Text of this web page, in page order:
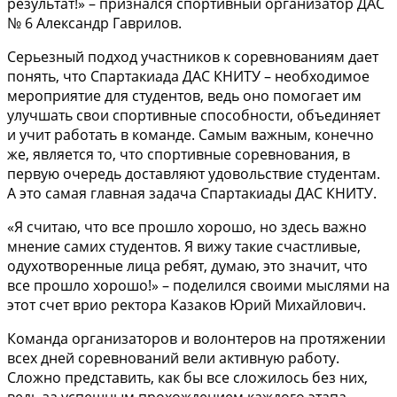
№ 6 Александр Гаврилов.
Серьезный подход участников к соревнованиям дает
понять, что Спартакиада ДАС КНИТУ – необходимое
мероприятие для студентов, ведь оно помогает им
улучшать свои спортивные способности, объединяет
и учит работать в команде. Самым важным, конечно
же, является то, что спортивные соревнования, в
первую очередь доставляют удовольствие студентам.
А это самая главная задача Спартакиады ДАС КНИТУ.
«Я считаю, что все прошло хорошо, но здесь важно
мнение самих студентов. Я вижу такие счастливые,
одухотворенные лица ребят, думаю, это значит, что
все прошло хорошо!» – поделился своими мыслями на
этот счет врио ректора Казаков Юрий Михайлович.
Команда организаторов и волонтеров на протяжении
всех дней соревнований вели активную работу.
Сложно представить, как бы все сложилось без них,